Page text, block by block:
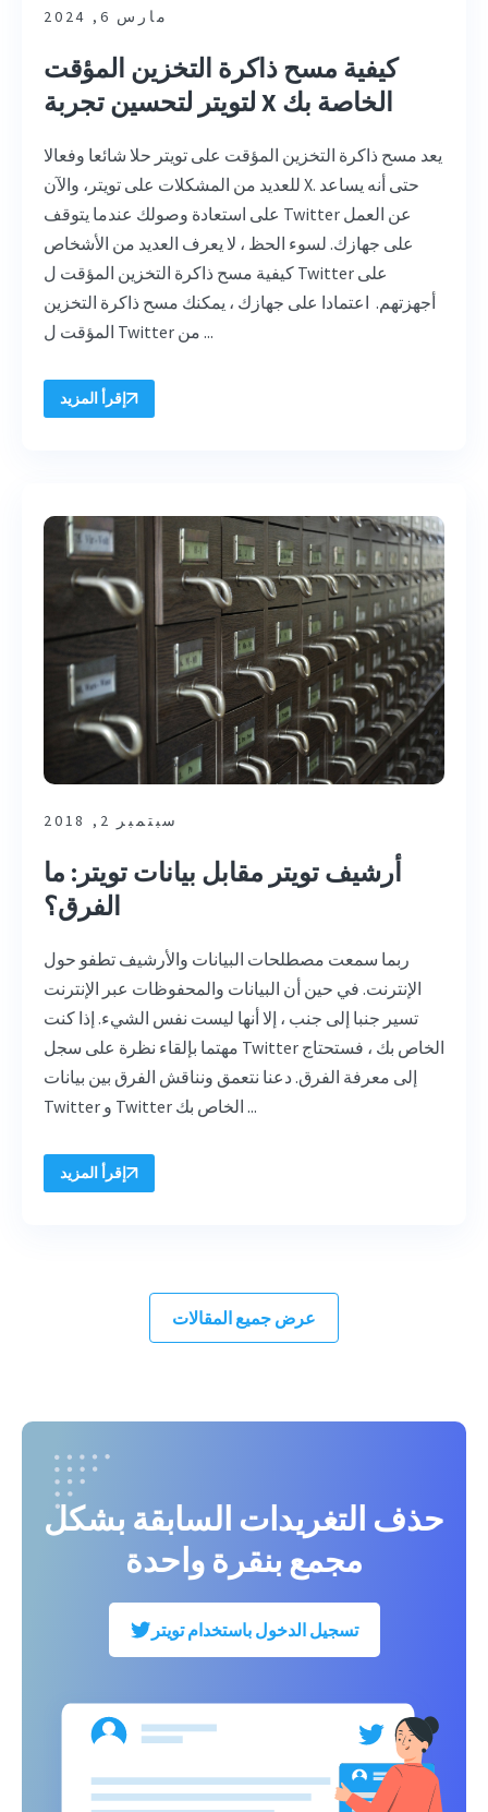
مارس 6, 2024
كيفية مسح ذاكرة التخزين المؤقت
لتويتر لتحسين تجربة X الخاصة بك
يعد مسح ذاكرة التخزين المؤقت على تويتر حلا شائعا وفعالا
للعديد من المشكلات على تويتر، والآن X. حتى أنه يساعد
على استعادة وصولك عندما يتوقف Twitter عن العمل
على جهازك. لسوء الحظ ، لا يعرف العديد من الأشخاص
كيفية مسح ذاكرة التخزين المؤقت ل Twitter على
أجهزتهم. اعتمادا على جهازك ، يمكنك مسح ذاكرة التخزين
المؤقت ل Twitter من ...
إقرأ المزيد
سبتمبر 2, 2018
أرشيف تويتر مقابل بيانات تويتر: ما
الفرق؟
ربما سمعت مصطلحات البيانات والأرشيف تطفو حول
الإنترنت. في حين أن البيانات والمحفوظات عبر الإنترنت
تسير جنبا إلى جنب ، إلا أنها ليست نفس الشيء. إذا كنت
مهتما بإلقاء نظرة على سجل Twitter الخاص بك ، فستحتاج
إلى معرفة الفرق. دعنا نتعمق ونناقش الفرق بين بيانات
Twitter و Twitter الخاص بك ...
إقرأ المزيد
عرض جميع المقالات
حذف التغريدات السابقة بشكل
مجمع بنقرة واحدة
تسجيل الدخول باستخدام تويتر